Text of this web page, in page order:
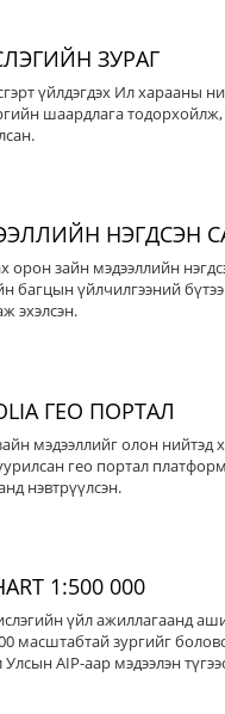
ЗУРАГ
үйлдэгдэх Ил харааны
шаардлага тодорхойлж,
НЭГДСЭН
орон зайн мэдээллийн
багцын үйлчилгээний
эхэлсэн.
ГЕО ПОРТАЛ
мэдээллийг олон нийтэд
гео портал
нэвтрүүлсэн.
1:500 000
үйл ажиллагаанд
масштабтай зургийг
AIP-аар мэдээлэн